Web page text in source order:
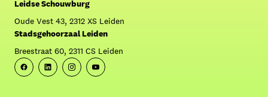
Leidse Schouwburg
Oude Vest 43, 2312 XS Leiden
Stadsgehoorzaal Leiden
Breestraat 60, 2311 CS Leiden
FacebookLinkedinInstagramYoutube